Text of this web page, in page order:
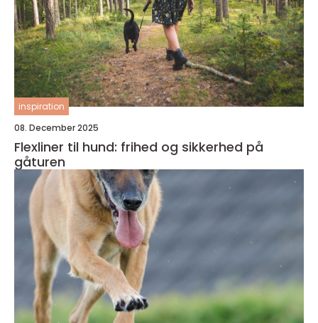
inspiration
08. December 2025
Flexliner til hund: frihed og sikkerhed på
gåturen